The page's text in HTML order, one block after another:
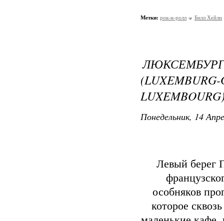
Метки: рок-н-ролл Билл Хейли
Понедельник, 14
Левый берег
особняков
которое